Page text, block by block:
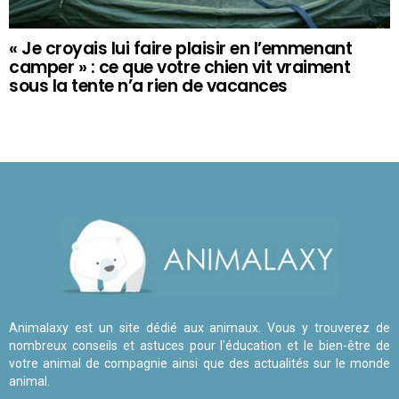
« Je croyais lui faire plaisir en l’emmenant
camper » : ce que votre chien vit vraiment
sous la tente n’a rien de vacances
Animalaxy est un site dédié aux animaux. Vous y trouverez de
nombreux conseils et astuces pour l'éducation et le bien-être de
votre animal de compagnie ainsi que des actualités sur le monde
animal.